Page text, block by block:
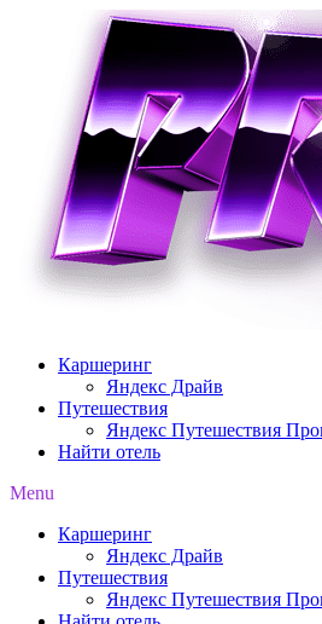
содержимому
Каршеринг
Яндекс Драйв
Путешествия
Яндекс Путешествия
Найти отель
Menu
Каршеринг
Яндекс Драйв
Путешествия
Яндекс Путешествия